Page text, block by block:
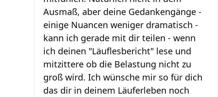
Ausmaß, aber deine Gedankengänge -
einige Nuancen weniger dramatisch -
kann ich gerade mit dir teilen - wenn
ich deinen "Läuflesbericht" lese und
mitzittere ob die Belastung nicht zu
groß wird. Ich wünsche mir so für dich
das dir in deinem Läuferleben noch